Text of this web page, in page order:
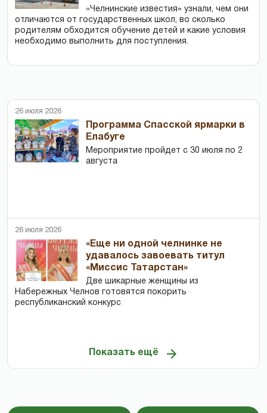
«Челнинские известия» узнали, чем они
отличаются от государственных школ, во сколько
родителям обходится обучение детей и какие условия
необходимо выполнить для поступления.
26 июля 2026
Программа Спасской ярмарки в
Елабуге
Мероприятие пройдет с 30 июля по 2
августа
26 июля 2026
«Еще ни одной челнинке не
удавалось завоевать титул
«Миссис Татарстан»
Две шикарные женщины из
Набережных Челнов готовятся покорить
республиканский конкурс
Показать ещё